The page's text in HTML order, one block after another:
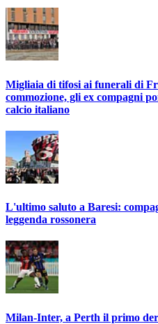
Migliaia di tifosi ai funerali di
commozione, gli ex compagni
calcio italiano
L'ultimo saluto a Baresi:
leggenda rossonera
Milan-Inter, a Perth il primo